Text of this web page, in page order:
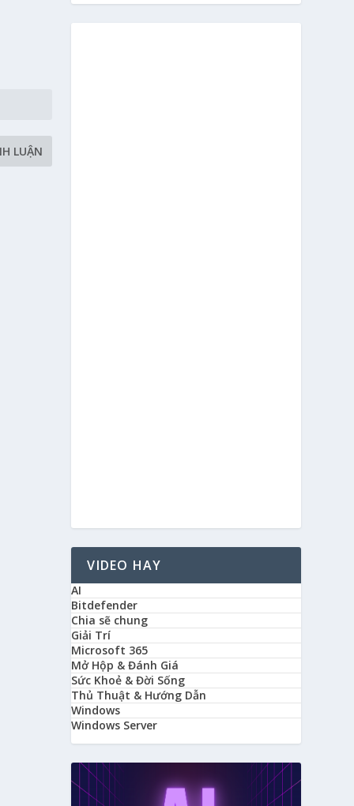
VIDEO HAY
AI
Bitdefender
Chia sẽ chung
Giải Trí
Microsoft 365
Mở Hộp & Đánh Giá
Sức Khoẻ & Đời Sống
Thủ Thuật & Hướng Dẫn
Windows
Windows Server